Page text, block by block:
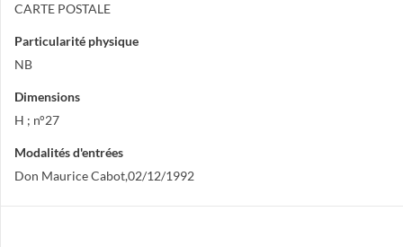
CARTE POSTALE
Particularité physique
NB
Dimensions
H ; n°27
Modalités d'entrées
Don Maurice Cabot,02/12/1992